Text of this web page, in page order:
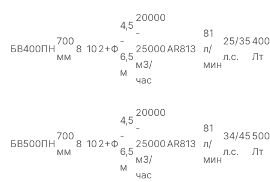
БВ400ПН
700
мм
8 10 2+Ф
4,5
-
6,5
м
20000
-
25000
м3/
час
AR813
81
л/
мин
25/35
л.с.
400
Лт
БВ500ПН
700
мм
8 10 2+Ф
4,5
-
6,5
м
20000
-
25000
м3/
час
AR813
81
л/
мин
34/45
л.с.
500
Лт